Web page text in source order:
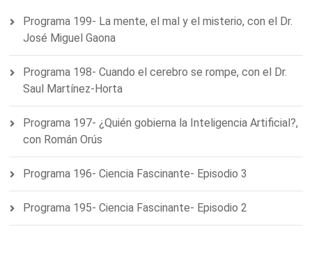
Programa 199- La mente, el mal y el misterio, con el Dr.
José Miguel Gaona
Programa 198- Cuando el cerebro se rompe, con el Dr.
Saul Martínez-Horta
Programa 197- ¿Quién gobierna la Inteligencia Artificial?,
con Román Orús
Programa 196- Ciencia Fascinante- Episodio 3
Programa 195- Ciencia Fascinante- Episodio 2